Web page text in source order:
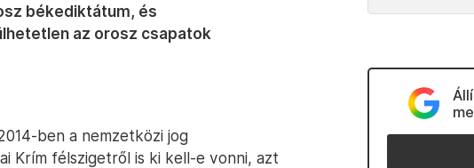
békediktátum, és
az orosz csapatok
ben a nemzetközi jog
Krím félszigetről is ki kell-e vonni, azt